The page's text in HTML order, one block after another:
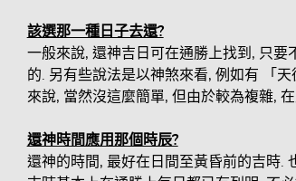
該選那一種日子去還?
一般來說, 還神吉日可在通勝上找到, 只
的. 另有些說法是以神煞來看, 例如有 「
來說, 當然沒這麼簡單, 但由於較為複雜, 在
還神時間應用那個時辰?
還神的時間, 最好在日間至黃昏前的吉時.